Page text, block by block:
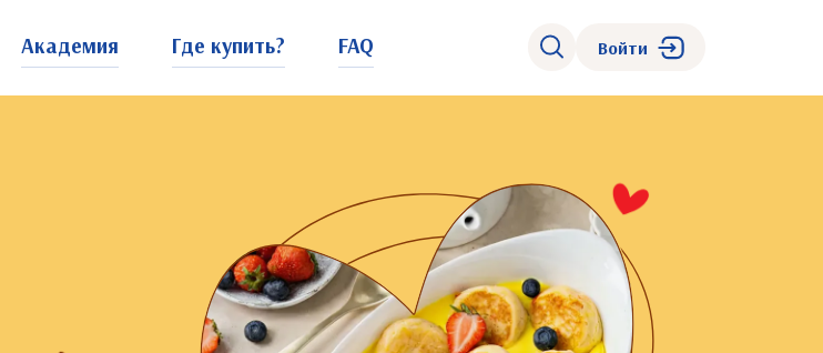
Академия Где купить? FAQ Войти